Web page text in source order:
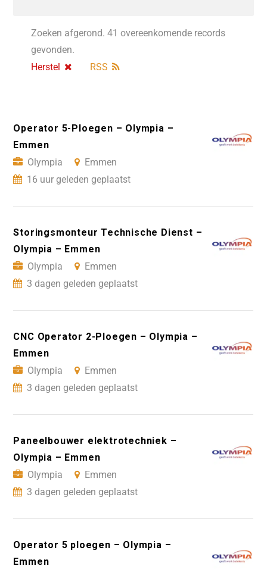
Zoeken afgerond. 41 overeenkomende records
gevonden.
Herstel
RSS
Operator 5-Ploegen – Olympia –
Emmen
Olympia
Emmen
16 uur geleden geplaatst
Storingsmonteur Technische Dienst –
Olympia – Emmen
Olympia
Emmen
3 dagen geleden geplaatst
CNC Operator 2-Ploegen – Olympia –
Emmen
Olympia
Emmen
3 dagen geleden geplaatst
Paneelbouwer elektrotechniek –
Olympia – Emmen
Olympia
Emmen
3 dagen geleden geplaatst
Operator 5 ploegen – Olympia –
Emmen